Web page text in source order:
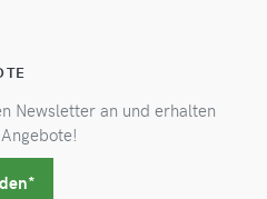
Newsletter an und erhalten